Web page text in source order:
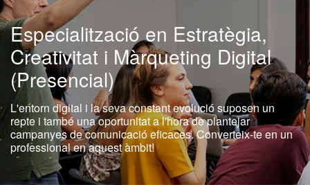
Especialització en Estratègia,
Creativitat i Màrqueting Digital
(Presencial)
L'entorn digital i la seva constant evolució suposen un
repte i també una oportunitat a l'hora de plantejar
campanyes de comunicació eficaces. Converteix-te en un
professional en aquest àmbit!